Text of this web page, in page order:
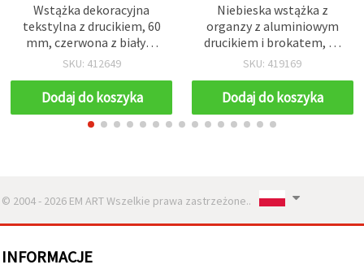
Wstążka dekoracyjna
tekstylna z drucikiem, 60
mm, czerwona z białym
bożonarodzeniowym
SKU: 412649
Dodaj do koszyka
Niebieska wstążka z
organzy z aluminiowym
drucikiem i brokatem, 25
mm, ~2,70 m
SKU: 419169
Dodaj do koszyka
© 2004 - 2026 EM ART Wszelkie prawa zastrzeżone..
INFORMACJE